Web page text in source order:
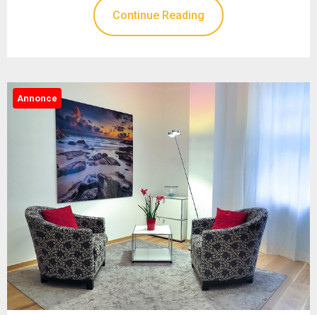
Continue Reading
Annonce